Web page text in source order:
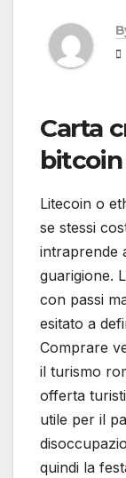
Carta
Litecoin o
se stessi
intraprende
guarigione.
con passi
esitato a
Comprare
il turismo
offerta
utile per il
quindi la